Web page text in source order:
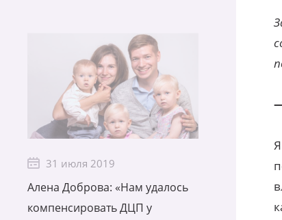
31 июля 2019
Алена Доброва: «Нам удалось
компенсировать ДЦП у